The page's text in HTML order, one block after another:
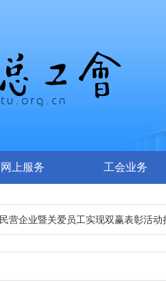
网上服务 工会业务
企业暨关爱员工实现双赢表彰活动